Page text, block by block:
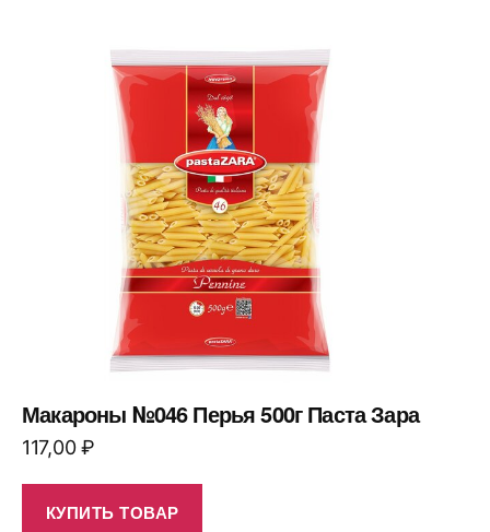
Макароны №046 Перья 500г Паста Зара
117,00₽
КУПИТЬ ТОВАР